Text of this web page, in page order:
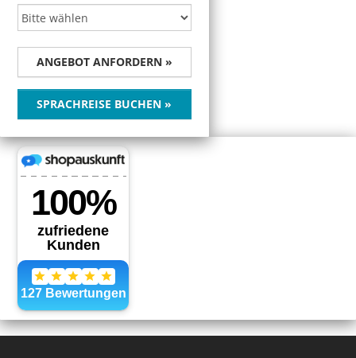
ANGEBOT ANFORDERN »
SPRACHREISE BUCHEN »